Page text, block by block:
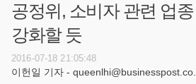
공정위, 소비자 관련 업
강화할 듯
2016-07-18 21:05:48
이헌일 기자 -